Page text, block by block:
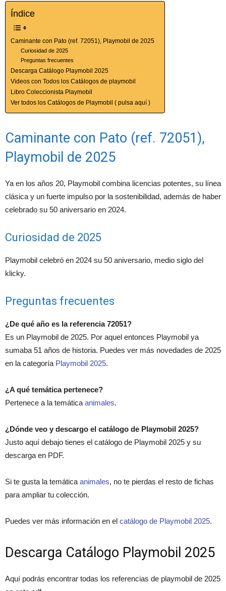
Índice
Caminante con Pato (ref. 72051), Playmobil de 2025
Curiosidad de 2025
Preguntas frecuentes
Descarga Catálogo Playmobil 2025
Videos con Todos los Catálogos de playmobil
Libro Coleccionista Playmobil
Ver todos los Catálogos de Playmobil ( pulsa aquí )
Caminante con Pato (ref. 72051),
Playmobil de 2025
Ya en los años 20, Playmobil combina licencias potentes, su línea
clásica y un fuerte impulso por la sostenibilidad, además de haber
celebrado su 50 aniversario en 2024.
Curiosidad de 2025
Playmobil celebró en 2024 su 50 aniversario, medio siglo del
klicky.
Preguntas frecuentes
¿De qué año es la referencia 72051?
Es un Playmobil de 2025. Por aquel entonces Playmobil ya
sumaba 51 años de historia. Puedes ver más novedades de 2025
en la categoría Playmobil 2025.
¿A qué temática pertenece?
Pertenece a la temática animales.
¿Dónde veo y descargo el catálogo de Playmobil 2025?
Justo aquí debajo tienes el catálogo de Playmobil 2025 y su
descarga en PDF.
Si te gusta la temática animales, no te pierdas el resto de fichas
para ampliar tu colección.
Puedes ver más información en el catálogo de Playmobil 2025.
Descarga Catálogo Playmobil 2025
Aquí podrás encontrar todas los referencias de playmobil de 2025